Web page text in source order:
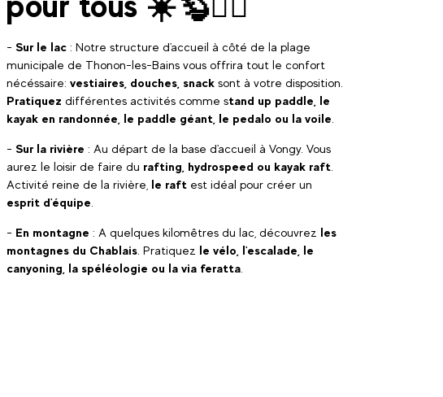
- Sur le lac : Notre structure d'accueil à côté de la plage
municipale de Thonon-les-Bains vous offrira tout le confort
nécéssaire: vestiaires, douches, snack sont à votre disposition.
Pratiquez différentes activités comme stand up paddle, le
kayak en randonnée, le paddle géant, le pedalo ou la voile
- Sur la rivière : Au départ de la base d'accueil à Vongy. Vous
aurez le loisir de faire du rafting, hydrospeed ou kayak raft
Activité reine de la rivière, le raft est idéal pour créer un
esprit d'équipe
- En montagne : A quelques kilomêtres du lac, découvrez les
montagnes du Chablais . Pratiquez le vélo, l'escalade, le
canyoning, la spéléologie ou la via feratta